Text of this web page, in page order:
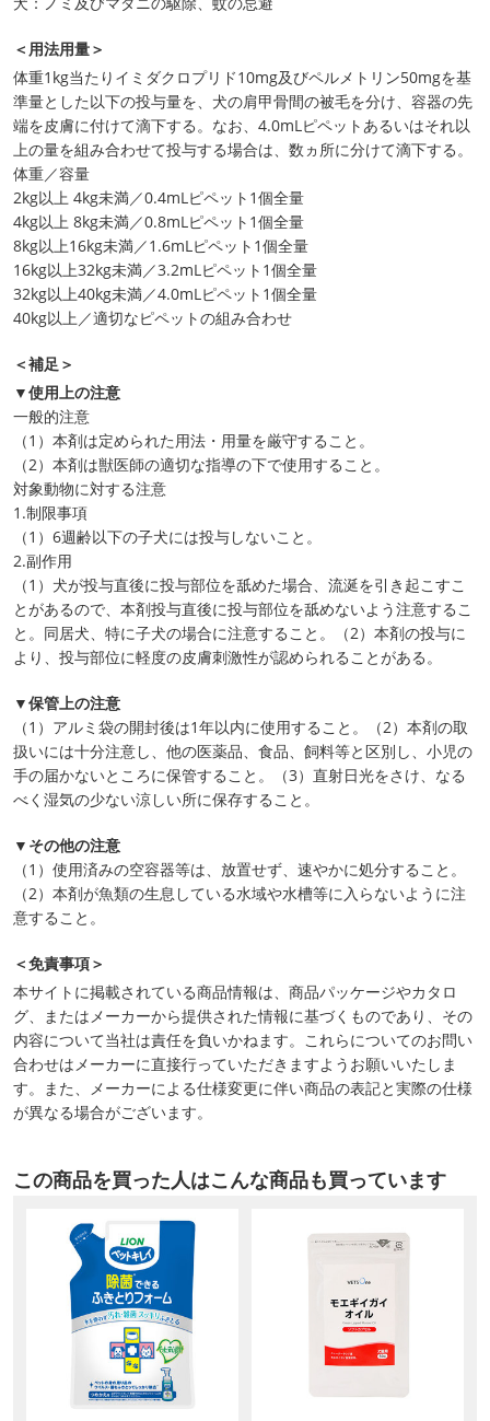
＜用法用量＞
体重1kg当たりイミダクロプリド10mg及びペルメトリン50mgを基
準量とした以下の投与量を、犬の肩甲骨間の被毛を分け、容器の先
端を皮膚に付けて滴下する。なお、4.0mLピペットあるいはそれ以
上の量を組み合わせて投与する場合は、数ヵ所に分けて滴下する。
体重／容量
2kg以上 4kg未満／0.4mLピペット1個全量
4kg以上 8kg未満／0.8mLピペット1個全量
8kg以上16kg未満／1.6mLピペット1個全量
16kg以上32kg未満／3.2mLピペット1個全量
32kg以上40kg未満／4.0mLピペット1個全量
40kg以上／適切なピペットの組み合わせ
＜補足＞
▼使用上の注意
一般的注意
（1）本剤は定められた用法・用量を厳守すること。
（2）本剤は獣医師の適切な指導の下で使用すること。
対象動物に対する注意
1.制限事項
（1）6週齢以下の子犬には投与しないこと。
2.副作用
（1）犬が投与直後に投与部位を舐めた場合、流涎を引き起こすこ
とがあるので、本剤投与直後に投与部位を舐めないよう注意するこ
と。同居犬、特に子犬の場合に注意すること。（2）本剤の投与に
より、投与部位に軽度の皮膚刺激性が認められることがある。
▼保管上の注意
（1）アルミ袋の開封後は1年以内に使用すること。（2）本剤の取
扱いには十分注意し、他の医薬品、食品、飼料等と区別し、小児の
手の届かないところに保管すること。（3）直射日光をさけ、なる
べく湿気の少ない涼しい所に保存すること。
▼その他の注意
（1）使用済みの空容器等は、放置せず、速やかに処分すること。
（2）本剤が魚類の生息している水域や水槽等に入らないように注
意すること。
＜免責事項＞
本サイトに掲載されている商品情報は、商品パッケージやカタロ
グ、またはメーカーから提供された情報に基づくものであり、その
内容について当社は責任を負いかねます。これらについてのお問い
合わせはメーカーに直接行っていただきますようお願いいたしま
す。また、メーカーによる仕様変更に伴い商品の表記と実際の仕様
が異なる場合がございます。
この商品を買った人はこんな商品も買っています